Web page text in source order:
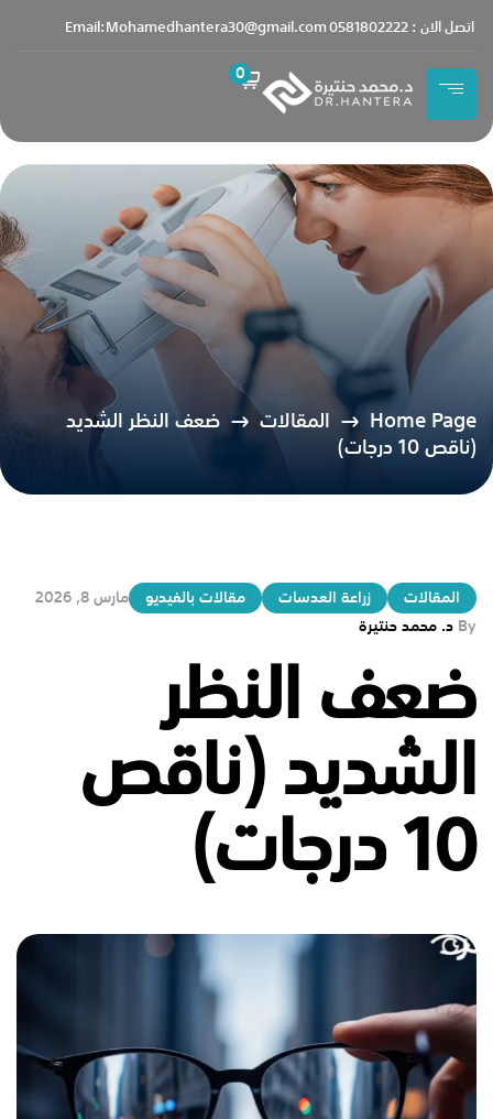
اتصل الان : 0581802222 Email:Mohamedhantera30@gmail.com
0
Home Page المقالات
ضعف النظر الشديد
(ناقص 10 درجات)
المقالات زراعة العدسات مقالات بالفيديو
مارس 8, 2026
By د. محمد حنتيرة
ضعف النظر
الشديد (ناقص
10 درجات)